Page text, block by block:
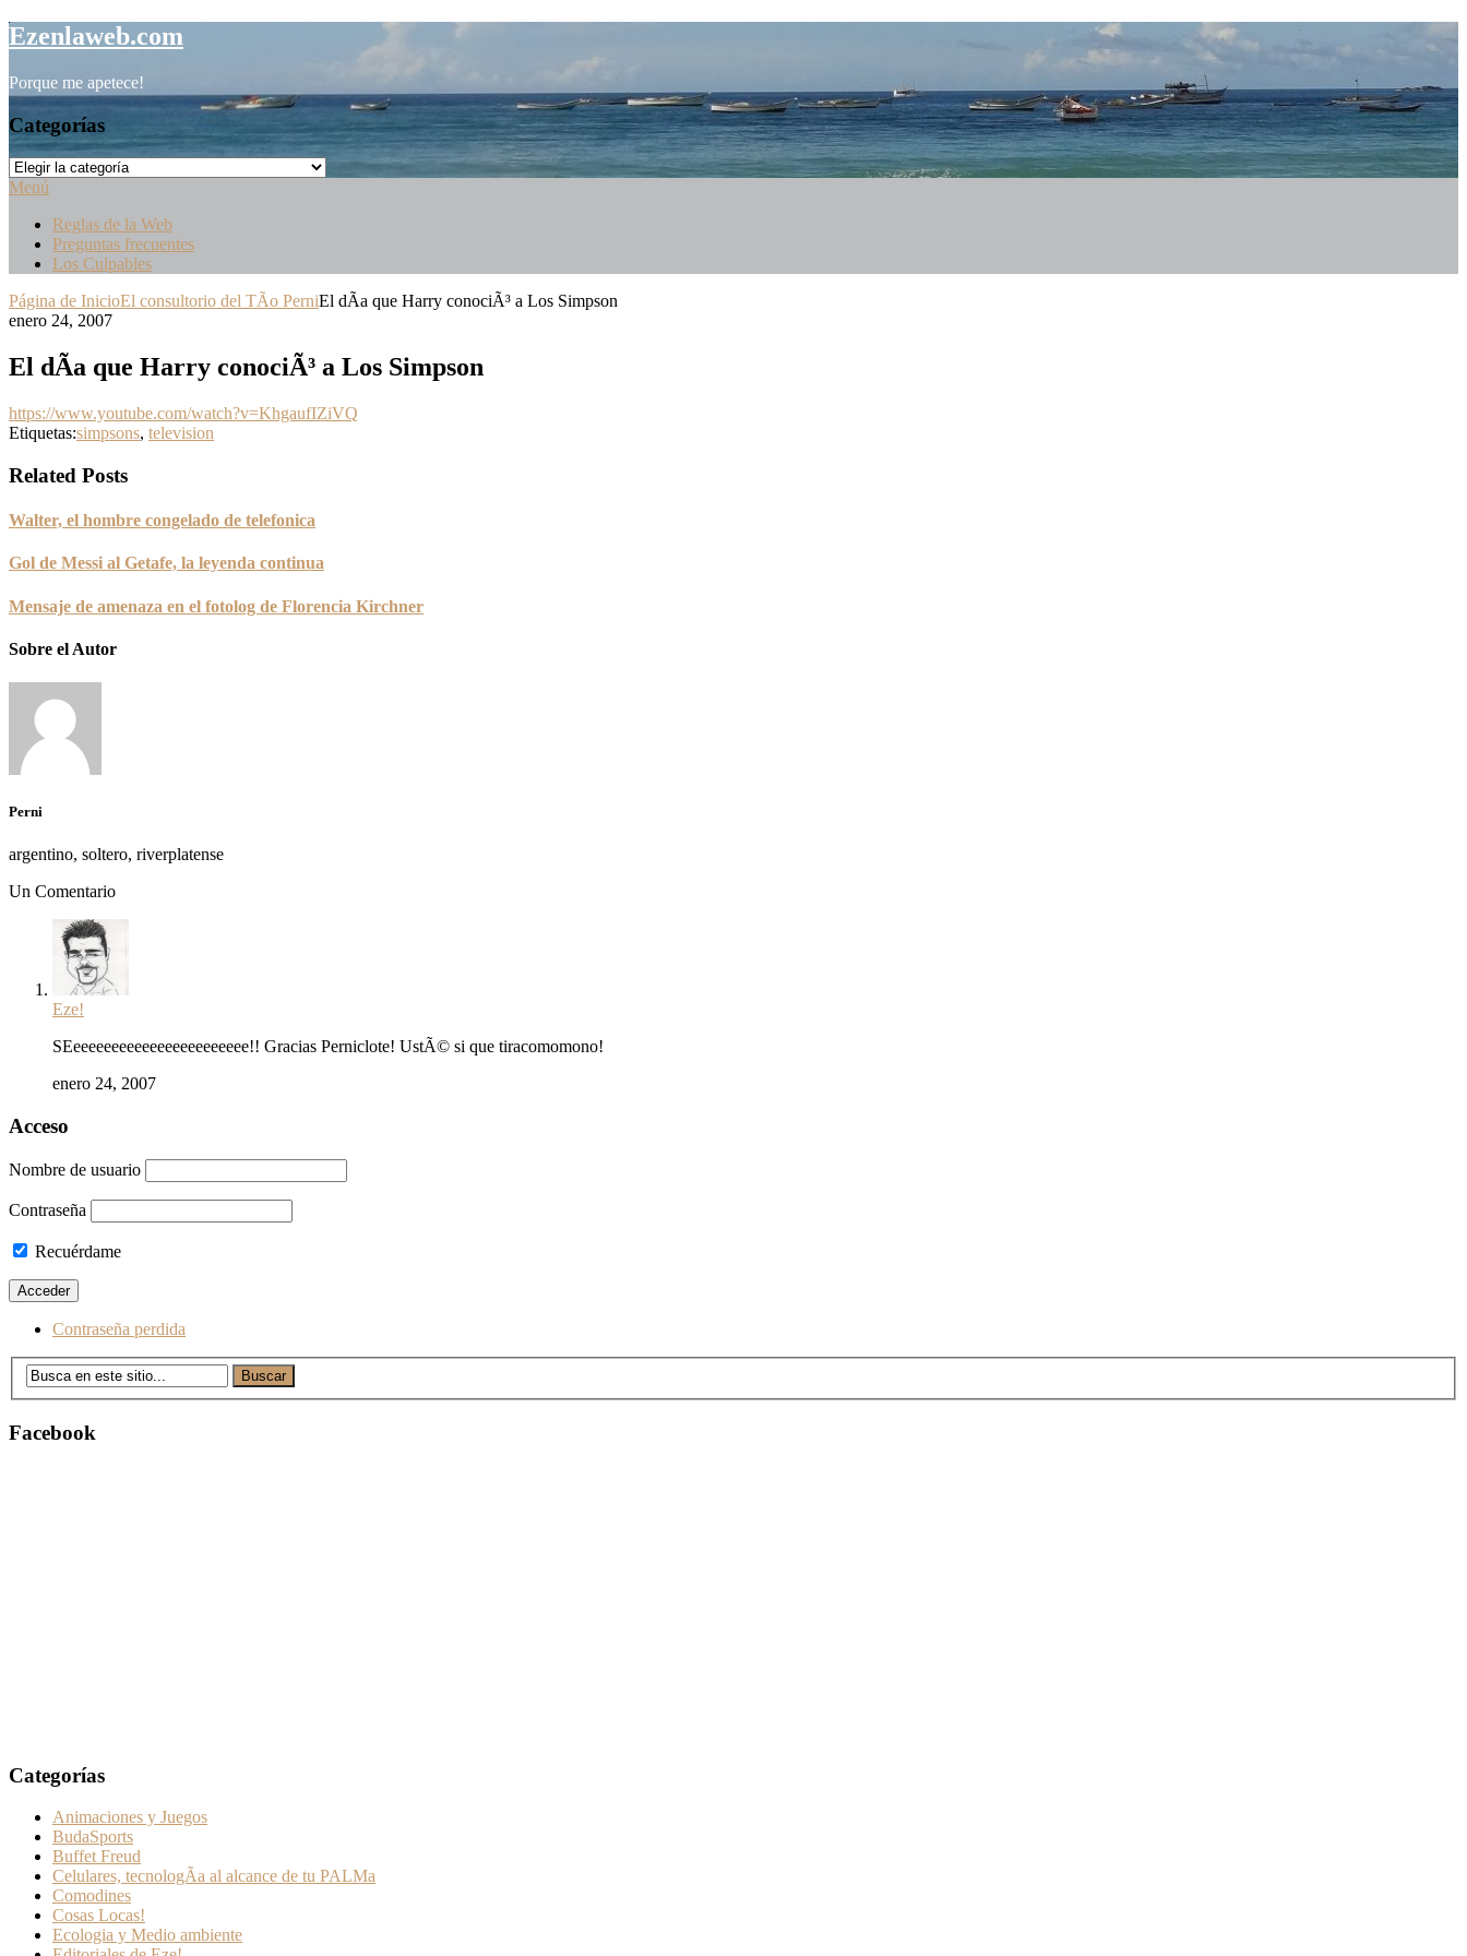
Saltar
al
Ezenlaweb.com
Porque me apetece!
Categorías
Categorías
Menú
Reglas de la Web
Preguntas frecuentes
Los Culpables
Página de InicioEl consultorio del TÃ­o PerniEl dÃ­a que Harry conociÃ³ a Los Simpson
enero 24, 2007
El dÃ­a que Harry conociÃ³ a Los Simpson
https://www.youtube.com/watch?v=KhgaufIZiVQ
Etiquetas:simpsons, television
Related Posts
Walter, el hombre congelado de telefonica
Gol de Messi al Getafe, la leyenda continua
Mensaje de amenaza en el fotolog de Florencia Kirchner
Sobre el Autor
Perni
argentino, soltero, riverplatense
Un Comentario
Eze!
SEeeeeeeeeeeeeeeeeeeeeeee!! Gracias Perniclote! UstÃ© si que tiracomomono!
enero 24, 2007
Acceso
Nombre de usuario
Contraseña
Recuérdame
Contraseña perdida
Facebook
Categorías
Animaciones y Juegos
BudaSports
Buffet Freud
Celulares, tecnologÃ­a al alcance de tu PALMa
Comodines
Cosas Locas!
Ecologia y Medio ambiente